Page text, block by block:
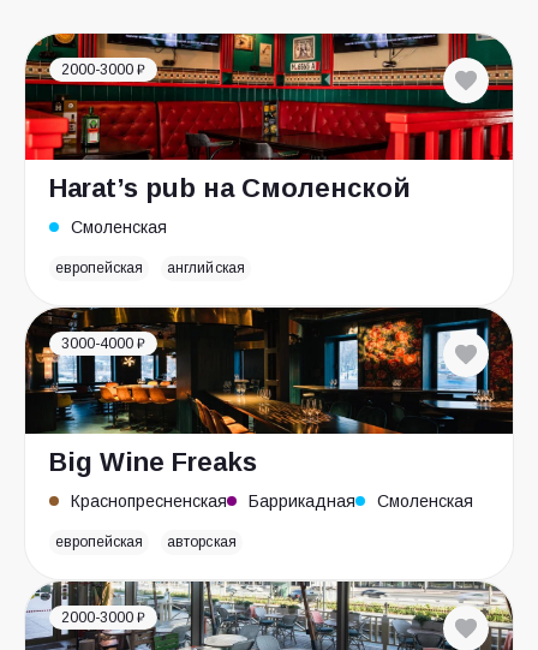
2000-3000 ₽
Harat’s pub на Смоленской
Смоленская
европейская английская
3000-4000 ₽
Big Wine Freaks
Краснопресненская Баррикадная Смоленская
европейская авторская
2000-3000 ₽